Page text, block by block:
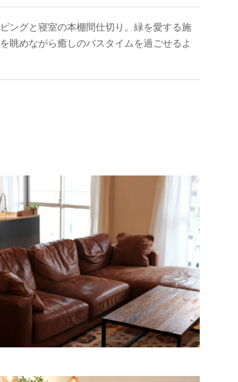
ングと寝室の本棚間仕切り。緑を愛する施
眺めながら癒しのバスタイムを過ごせるよ